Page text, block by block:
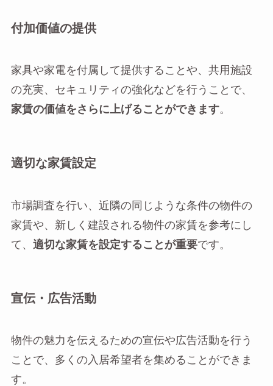
付加価値の提供
家具や家電を付属して提供することや、共用施設
の充実、セキュリティの強化などを行うことで、
家賃の価値をさらに上げることができます。
適切な家賃設定
市場調査を行い、近隣の同じような条件の物件の
家賃や、新しく建設される物件の家賃を参考にし
て、 適切な家賃を設定することが重要です。
宣伝・広告活動
物件の魅力を伝えるための宣伝や広告活動を行う
ことで、多くの入居希望者を集めることができま
す。